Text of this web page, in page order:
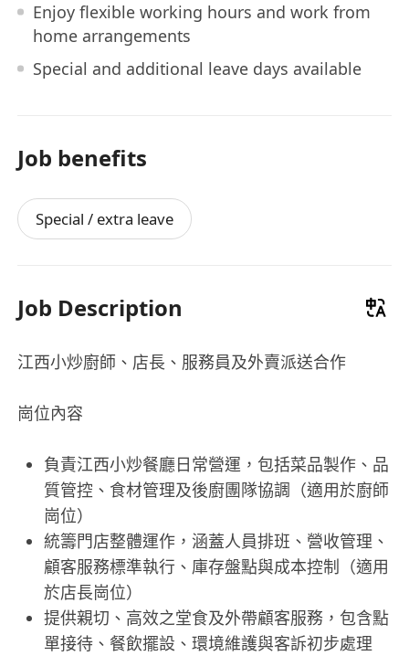
Enjoy flexible working hours and work from
home arrangements
Special and additional leave days available
Job benefits
Special / extra leave
Job Description
江西小炒廚師、店長、服務員及外賣派送合作
崗位內容
負責江西小炒餐廳日常營運，包括菜品製作、品
質管控、食材管理及後廚團隊協調（適用於廚師
崗位）
統籌門店整體運作，涵蓋人員排班、營收管理、
顧客服務標準執行、庫存盤點與成本控制（適用
於店長崗位）
提供親切、高效之堂食及外帶顧客服務，包含點
單接待、餐飲擺設、環境維護與客訴初步處理